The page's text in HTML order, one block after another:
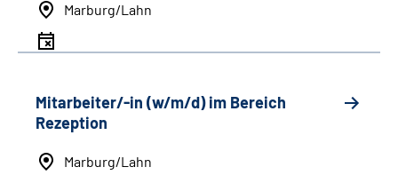
Marburg/Lahn
Mitarbeiter/-in (w/m/d) im Bereich
Rezeption
Marburg/Lahn